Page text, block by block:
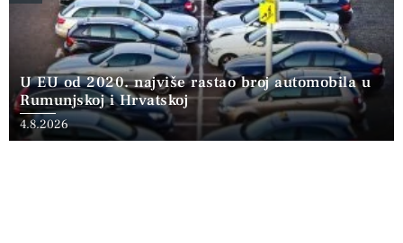
U EU od 2020. najviše rastao broj automobila u
Rumunjskoj i Hrvatskoj
4.8.2026